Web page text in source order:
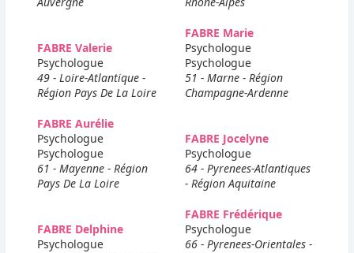
FABRE Valerie
Psychologue
49 - Loire-Atlantique -
Région Pays De La Loire
FABRE Marie
Psychologue
Psychologue
51 - Marne - Région
Champagne-Ardenne
FABRE Aurélie
Psychologue
Psychologue
61 - Mayenne - Région
Pays De La Loire
FABRE Jocelyne
Psychologue
64 - Pyrenees-Atlantiques
- Région Aquitaine
FABRE Delphine
Psychologue
FABRE Frédérique
Psychologue
66 - Pyrenees-Orientales -